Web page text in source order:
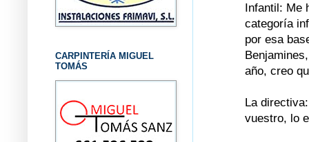
Infantil: Me
categoría
por esa
año, creo
La
vuestro, lo
CARPINTERÍA MIGUEL
TOMÁS